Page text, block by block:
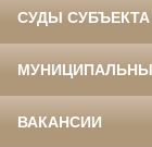
СУДЫ
ВАКАНСИИ